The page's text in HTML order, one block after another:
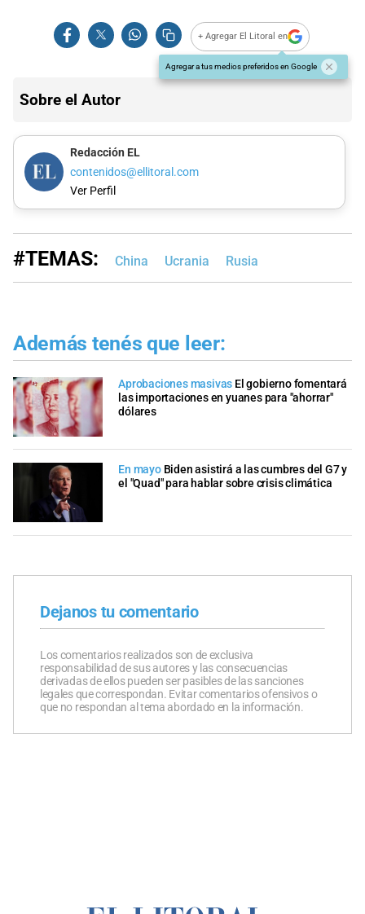
+ Agregar El Litoral en
Agregar a tus medios preferidos en Google
Sobre el Autor
Redacción EL
contenidos@ellitoral.com
Ver Perfil
#TEMAS: China Ucrania Rusia
Además tenés que leer:
Aprobaciones masivas El gobierno fomentará
las importaciones en yuanes para "ahorrar"
dólares
En mayo Biden asistirá a las cumbres del G7 y
el "Quad" para hablar sobre crisis climática
Dejanos tu comentario
Los comentarios realizados son de exclusiva
responsabilidad de sus autores y las consecuencias
derivadas de ellos pueden ser pasibles de las sanciones
legales que correspondan. Evitar comentarios ofensivos o
que no respondan al tema abordado en la información.